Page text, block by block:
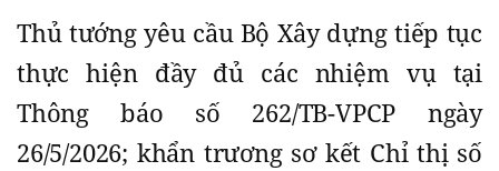
Thủ tướng yêu cầu Bộ Xây dựng tiếp tục
thực hiện đầy đủ các nhiệm vụ tại
Thông báo số 262/TB-VPCP ngày
26/5/2026; khẩn trương sơ kết Chỉ thị số